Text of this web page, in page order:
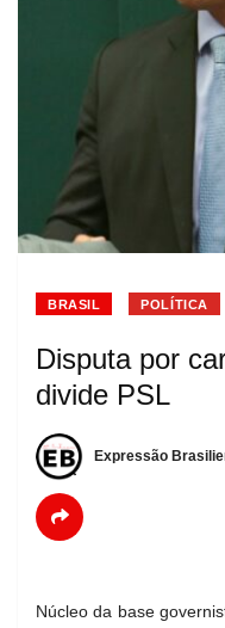
BRASIL POLÍTICA
Disputa por
divide PSL
Expressão
Núcleo da base